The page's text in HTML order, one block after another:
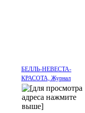
БЕЛЛЬ-НЕВЕСТА-
КРАСОТА, Журнал